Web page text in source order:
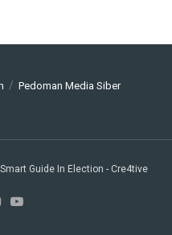
Pedoman Media Siber
Guide In Election - Cre4tive